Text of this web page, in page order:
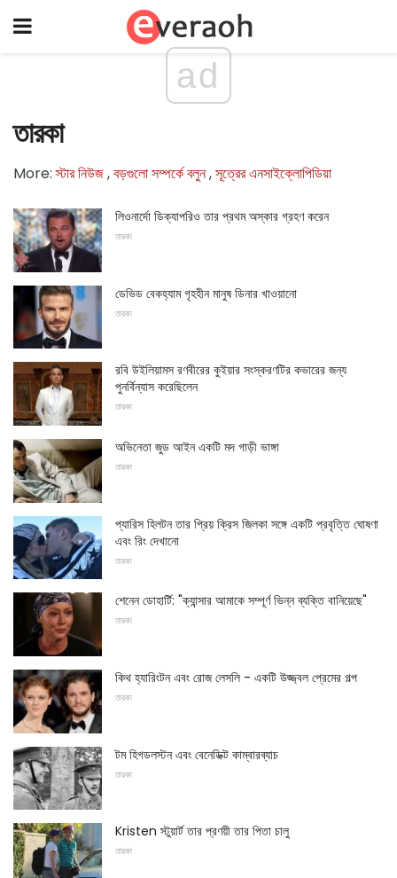
ad
তারকা
More:স্টার নিউজ,বড়গুলো সম্পর্কে বলুন,সূত্রের এনসাইক্লোপিডিয়া
লিওনার্দো ডিক্যাপরিও তার প্রথম অস্কার গ্রহণ করেন
তারকা
ডেভিড বেকহ্যাম গৃহহীন মানুষ ডিনার খাওয়ানো
তারকা
রবি উইলিয়ামস রণবীরের কুইয়ার সংস্করণটির কভারের জন্য
পুনর্বিন্যাস করেছিলেন
তারকা
অভিনেতা জুড আইন একটি মদ গাড়ী ভাঙ্গা
তারকা
প্যারিস হিলটন তার প্রিয় ক্রিস জিলকা সঙ্গে একটি প্রবৃত্তি ঘোষণা
এবং রিং দেখানো
তারকা
শেনেন ডোহার্টি: "ক্যান্সার আমাকে সম্পূর্ণ ভিন্ন ব্যক্তি বানিয়েছে"
তারকা
কিথ হ্যারিংটন এবং রোজ লেসলি - একটি উজ্জ্বল প্রেমের গল্প
তারকা
টম হিগডলস্টন এবং বেনেডিক্ট কাম্বারব্যাচ
তারকা
Kristen স্টুয়ার্ট তার প্রণয়ী তার পিতা চালু
তারকা